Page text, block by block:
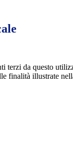
terzi da questo
finalità illustrate